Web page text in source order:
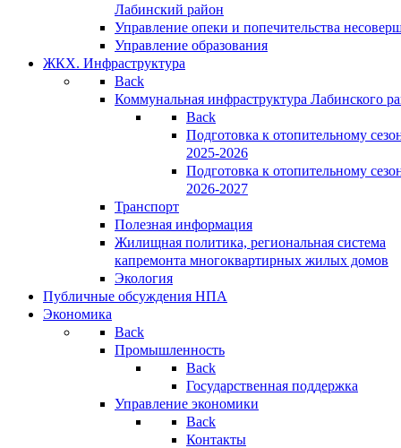
Лабинский район
Управление опеки и попечительства
Управление образования
ЖКХ. Инфраструктура
Back
Коммунальная инфраструктура Лабинского
Back
Подготовка к отопительному
2025-2026
Подготовка к отопительному
2026-2027
Транспорт
Полезная информация
Жилищная политика, региональная система
капремонта многоквартирных жилых домов
Экология
Публичные обсуждения НПА
Экономика
Back
Промышленность
Back
Государственная поддержка
Управление экономики
Back
Контакты